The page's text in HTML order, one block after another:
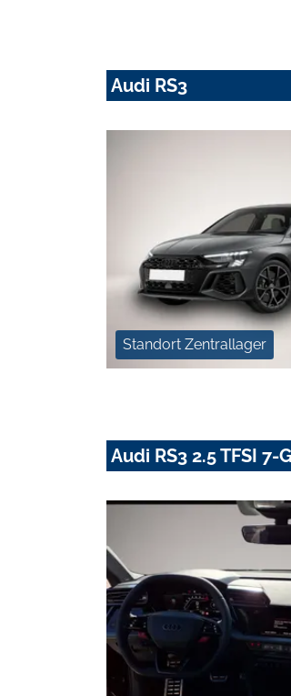
Audi RS3
Standort Zentrallager
Audi RS3 2.5 TFSI